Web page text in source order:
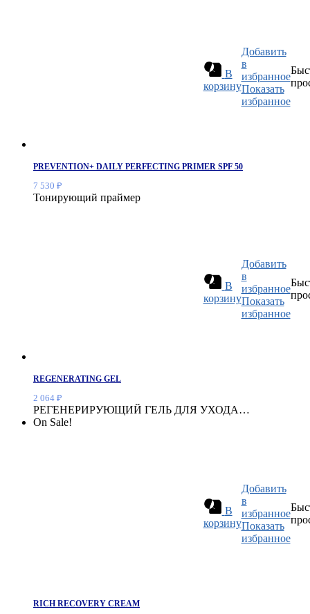
В
корзину
Добавить
в
избранное
Показать
избранное
PREVENTION+ DAILY PERFECTING PRIMER SPF 50
7 530 ₽
Тонирующий праймер
В
корзину
Добавить
в
избранное
Показать
избранное
REGENERATING GEL
2 064 ₽
РЕГЕНЕРИРУЮЩИЙ ГЕЛЬ ДЛЯ УХОДА…
On Sale!
В
корзину
Добавить
в
избранное
Показать
избранное
RICH RECOVERY CREAM